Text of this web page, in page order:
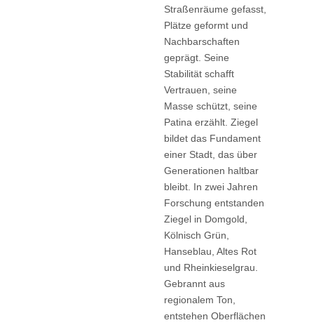
Straßenräume gefasst,
Plätze geformt und
Nachbarschaften
geprägt. Seine
Stabilität schafft
Vertrauen, seine
Masse schützt, seine
Patina erzählt. Ziegel
bildet das Fundament
einer Stadt, das über
Generationen haltbar
bleibt. In zwei Jahren
Forschung entstanden
Ziegel in Domgold,
Kölnisch Grün,
Hanseblau, Altes Rot
und Rheinkieselgrau.
Gebrannt aus
regionalem Ton,
entstehen Oberflächen